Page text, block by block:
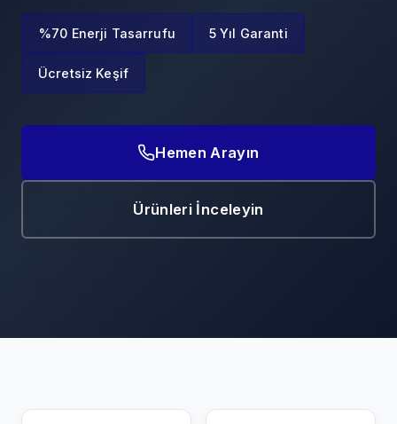
%70 Enerji Tasarrufu 5 Yıl Garanti
Ücretsiz Keşif
Hemen Arayın
Ürünleri İnceleyin